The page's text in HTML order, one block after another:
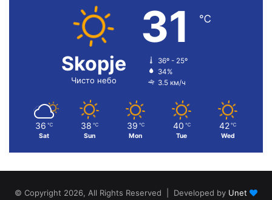
Skopje
Чисто небо
31 ℃
36º - 25º
34%
3.5 км/ч
36 ℃
Sat
38 ℃
Sun
39 ℃
Mon
40 ℃
Tue
42 ℃
Wed
© Copyright 2026, All Rights Reserved | Developed by Unet